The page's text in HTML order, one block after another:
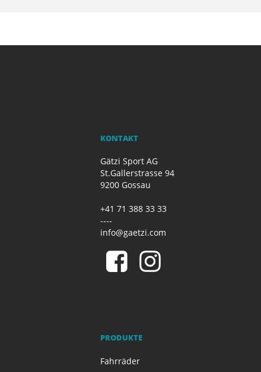
KONTAKT
Gätzi Sport AG
St.Gallerstrasse 94
9200 Gossau
+41 71 388 33 33
----
info@gaetzi.com
PRODUKTE
Fahrräder